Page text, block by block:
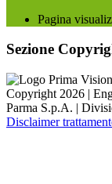
Pagina
Sezione
Copyright 2026 |
Parma S.p.A. |
Disclaimer